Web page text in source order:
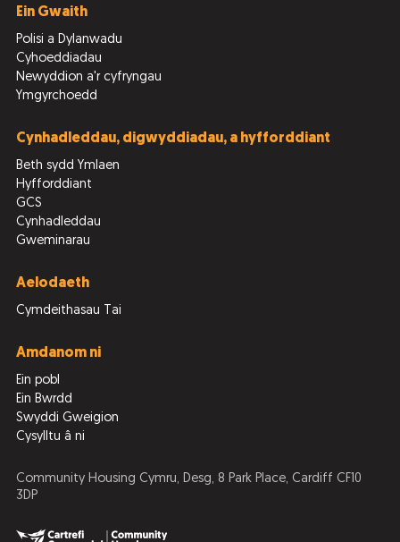
Ein Gwaith
Polisi a Dylanwadu
Cyhoeddiadau
Newyddion a'r cyfryngau
Ymgyrchoedd
Cynhadleddau, digwyddiadau, a hyfforddiant
Beth sydd Ymlaen
Hyfforddiant
GCS
Cynhadleddau
Gweminarau
Aelodaeth
Cymdeithasau Tai
Amdanom ni
Ein pobl
Ein Bwrdd
Swyddi Gweigion
Cysylltu â ni
Community Housing Cymru, Desg, 8 Park Place, Cardiff CF10
3DP